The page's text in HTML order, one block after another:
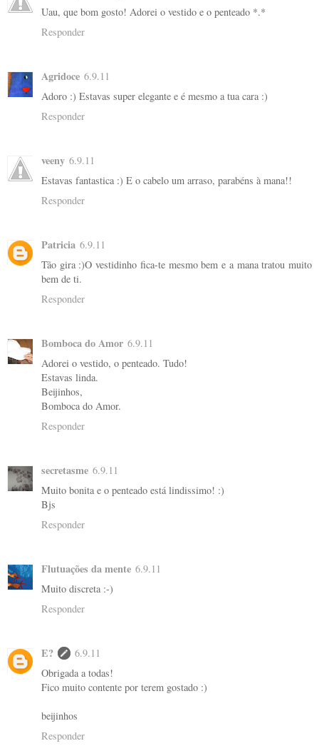
Uau, que bom gosto! Adorei o vestido e o penteado *.*
Responder
Agridoce 6.9.11
Adoro :) Estavas super elegante e é mesmo a tua cara :)
Responder
veeny 6.9.11
Estavas fantastica :) E o cabelo um arraso, parabéns à mana!!
Responder
Patricia 6.9.11
Tão gira :)O vestidinho fica-te mesmo bem e a mana tratou muito
bem de ti.
Responder
Bomboca do Amor 6.9.11
Adorei o vestido, o penteado. Tudo!
Estavas linda.
Beijinhos,
Bomboca do Amor.
Responder
secretasme 6.9.11
Muito bonita e o penteado está lindissimo! :)
Bjs
Responder
Flutuações da mente 6.9.11
Muito discreta :-)
Responder
E?
6.9.11
Obrigada a todas!
Fico muito contente por terem gostado :)
beijinhos
Responder